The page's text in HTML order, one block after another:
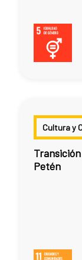
Cultura y
Petén